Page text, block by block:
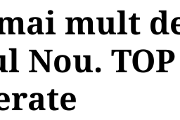
mult
Nou. TOP